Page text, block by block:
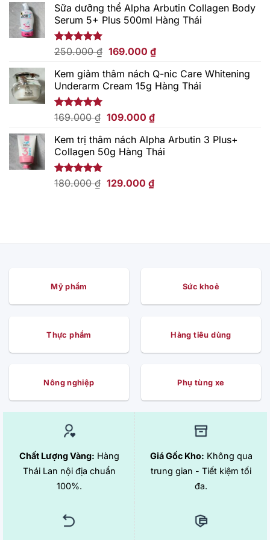
Sữa dưỡng thể Alpha Arbutin Collagen Body
Serum 5+ Plus 500ml Hàng Thái
Được xếp
5 sao
250.000₫ Giá
là:
250.000 ₫.
169.000 ₫Giá
tại
là:
Kem giảm thâm nách Q-nic Care Whitening
Underarm Cream 15g Hàng Thái
Được xếp
5 sao
169.000₫ Giá
là:
169.000 ₫.
109.000 ₫Giá
tại
là:
Kem trị thâm nách Alpha Arbutin 3 Plus+
Collagen 50g Hàng Thái
Được xếp
180.000₫ Giá
129.000 ₫Giá
Mỹ phẩm Sức khoẻ
Thực phẩm Hàng tiêu dùng
Nông nghiệp Phụ tùng xe
Chất Lượng Vàng: Hàng
Thái Lan nội địa chuẩn
100%.
Giá Gốc Kho: Không qua
trung gian - Tiết kiệm tối
đa.